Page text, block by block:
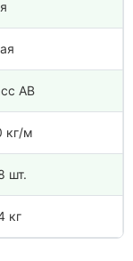
АВ
кг/м
шт.
кг